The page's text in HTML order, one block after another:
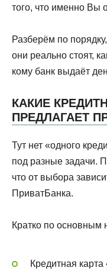
того, что именно Вы
Разберём по
они реально стоят,
кому банк выдаёт
КАКИЕ
ПРЕДЛАГАЕТ
Тут нет «одного
под разные задачи.
что от выбора
ПриватБанка.
Кратко по основным
Кредитная